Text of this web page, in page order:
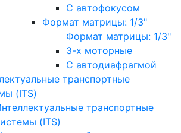
С автофокусом
Формат матрицы: 1/3"
Формат матрицы: 1/3"
3-х моторные
С автодиафрагмой
транспортные
(ITS)
транспортные
(ITS)